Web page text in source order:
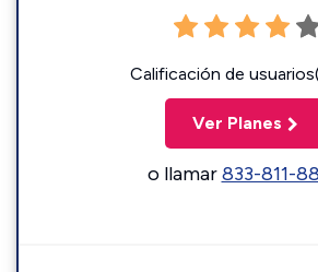
Calificación de
Ver Planes
o llamar833-811-